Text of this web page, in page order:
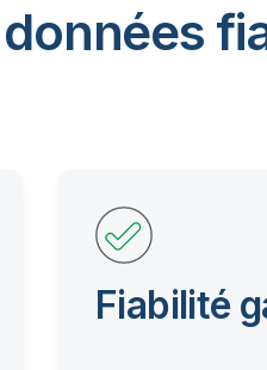
Fiabilité